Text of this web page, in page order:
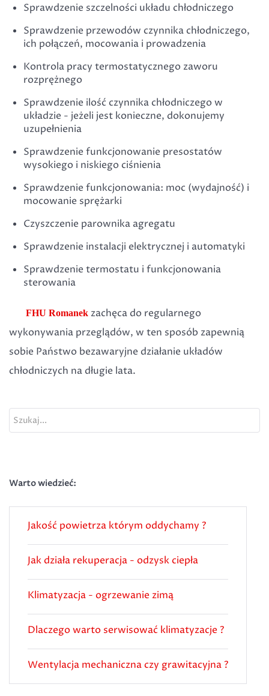
Sprawdzenie szczelności układu chłodniczego
Sprawdzenie przewodów czynnika chłodniczego,
ich połączeń, mocowania i prowadzenia
Kontrola pracy termostatycznego zaworu
rozprężnego
Sprawdzenie ilość czynnika chłodniczego w
układzie - jeżeli jest konieczne, dokonujemy
uzupełnienia
Sprawdzenie funkcjonowanie presostatów
wysokiego i niskiego ciśnienia
Sprawdzenie funkcjonowania: moc (wydajność) i
mocowanie sprężarki
Czyszczenie parownika agregatu
Sprawdzenie instalacji elektrycznej i automatyki
Sprawdzenie termostatu i funkcjonowania
sterowania
FHU Romanek zachęca do regularnego
wykonywania przeglądów, w ten sposób zapewnią
sobie Państwo bezawaryjne działanie układów
chłodniczych na długie lata.
Szukaj...
Warto wiedzieć:
Jakość powietrza którym oddychamy ?
Jak działa rekuperacja - odzysk ciepła
Klimatyzacja - ogrzewanie zimą
Dlaczego warto serwisować klimatyzacje ?
Wentylacja mechaniczna czy grawitacyjna ?